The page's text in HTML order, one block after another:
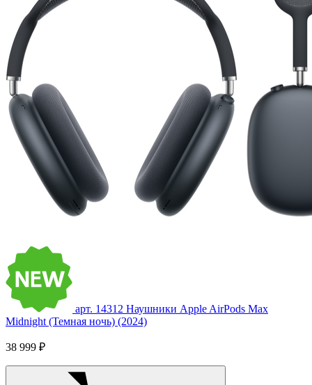
арт. 14312 Наушники Apple AirPods Max
Midnight (Темная ночь) (2024)
38 999 ₽